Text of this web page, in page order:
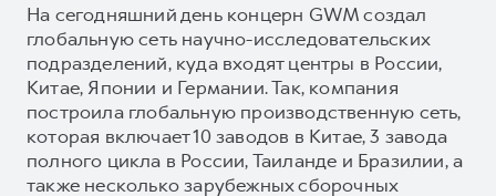
На сегодняшний день концерн GWM создал
глобальную сеть научно-исследовательских
подразделений, куда входят центры в России,
Китае, Японии и Германии. Так, компания
построила глобальную производственную сеть,
которая включает 10 заводов в Китае, 3 завода
полного цикла в России, Таиланде и Бразилии, а
также несколько зарубежных сборочных